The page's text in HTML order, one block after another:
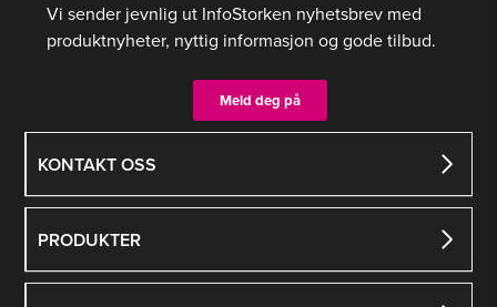
KONTAKT OSS
PRODUKTER
Vi sender jevnlig ut InfoStorken nyhetsbrev med
produktnyheter, nyttig informasjon og gode tilbud.
Meld deg på